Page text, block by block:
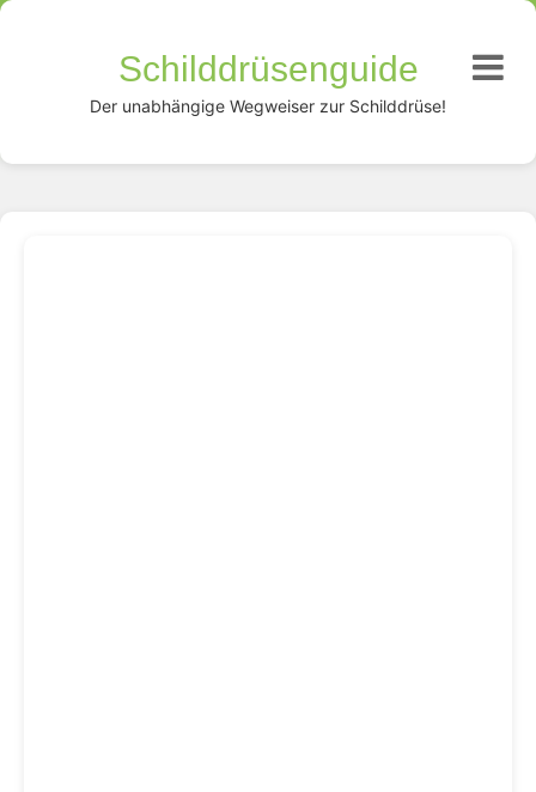
Schilddrüsenguide
Der unabhängige Wegweiser zur Schilddrüse!